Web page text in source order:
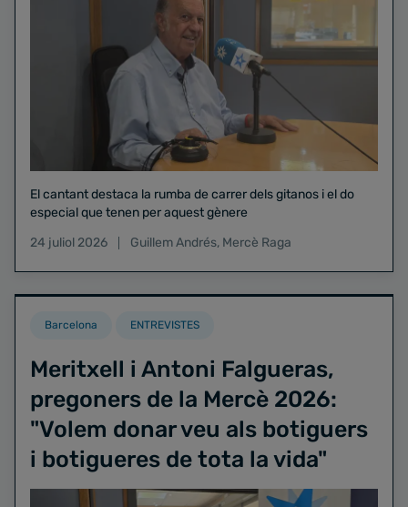
El cantant destaca la rumba de carrer dels gitanos i el do
especial que tenen per aquest gènere
24 juliol 2026
Guillem Andrés, Mercè Raga
Barcelona ENTREVISTES
Meritxell i Antoni Falgueras,
pregoners de la Mercè 2026:
"Volem donar veu als botiguers
i botigueres de tota la vida"